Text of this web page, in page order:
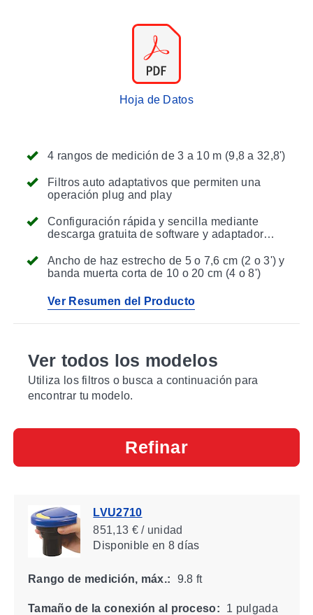
4 rangos de medición de 3 a 10 m (9,8 a 32,8')
Filtros auto adaptativos que permiten una
operación plug and play
Configuración rápida y sencilla mediante
descarga gratuita de software y adaptador
Ancho de haz estrecho de 5 o 7,6 cm (2 o 3') y
banda muerta corta de 10 o 20 cm (4 o 8')
Ver Resumen del Producto
Hoja de Datos
Ver todos los modelos
Utiliza los filtros o busca a continuación para
encontrar tu modelo.
Refinar
LVU2710
851,13 € / unidad
Disponibleen 8 días
Rango de medición, máx.: 9.8 ft
Tamaño de la conexión al proceso: 1 pulgada